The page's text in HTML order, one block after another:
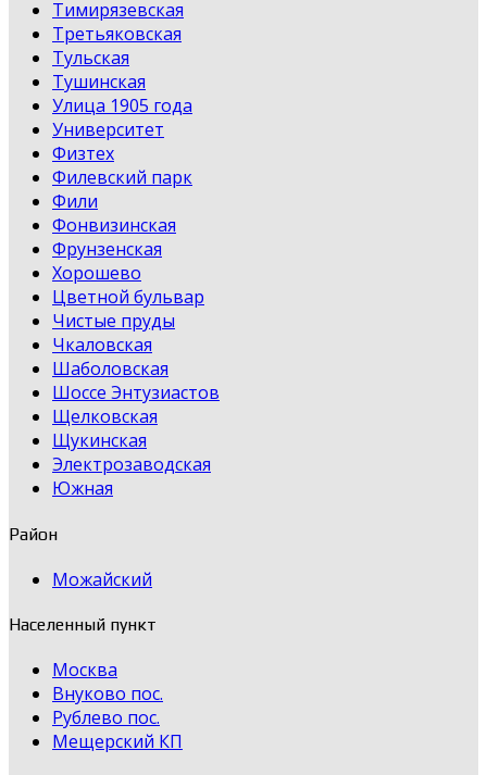
Тимирязевская
Третьяковская
Тульская
Тушинская
Улица 1905 года
Университет
Физтех
Филевский парк
Фили
Фонвизинская
Фрунзенская
Хорошево
Цветной бульвар
Чистые пруды
Чкаловская
Шаболовская
Шоссе Энтузиастов
Щелковская
Щукинская
Электрозаводская
Южная
Район
Можайский
Населенный пункт
Москва
Внуково пос.
Рублево пос.
Мещерский КП